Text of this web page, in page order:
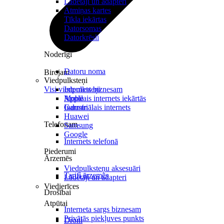
Birojam
Internets biznesam
Mobilais internets iekārtās
Industriālais internets
Telefonam
Internets telefonā
Ārzemēs
Tarifi ārzemēs
Drošībai
Interneta sargs biznesam
Privātās piekļuves punkts
Atmiņas kartes
Tīkla iekārtas
Datorsomas
Datorkrēsli
Noderīgi
Datoru noma
Viedpulksteņi
Visi viedpulksteņi
Apple
Garmin
Huawei
Samsung
Google
Piederumi
Viedpulksteņu aksesuāri
Lādētāji un adapteri
Viedierīces
Atpūtai
Droni